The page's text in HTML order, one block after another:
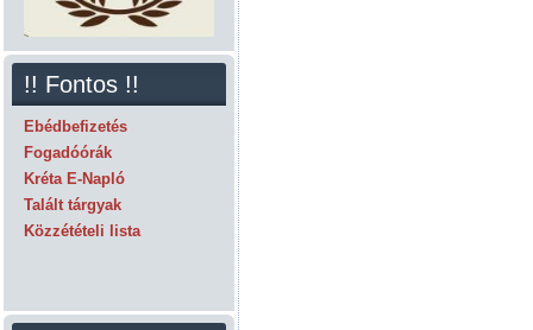
!! Fontos !!
Ebédbefizetés
Fogadóórák
Kréta E-Napló
Talált tárgyak
Közzétételi lista